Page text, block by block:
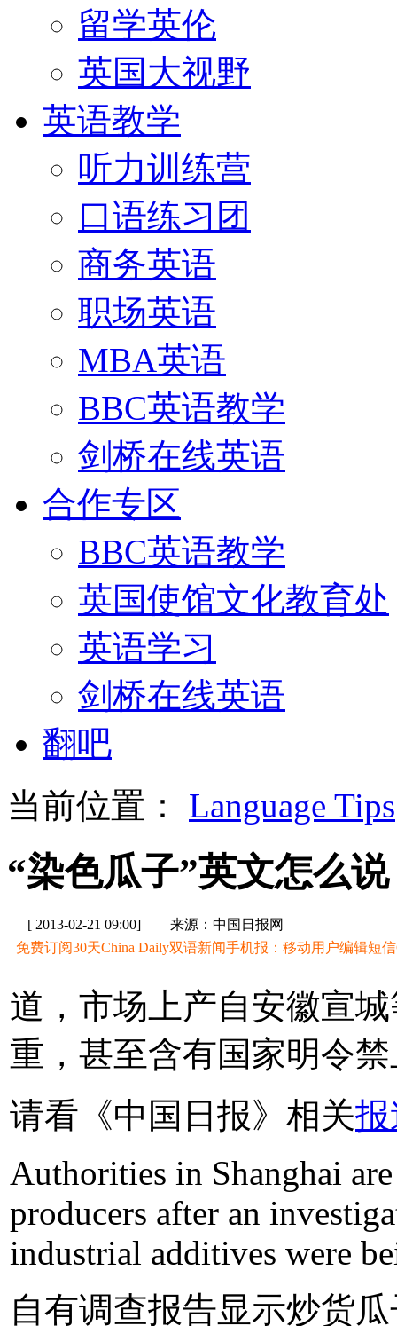
留学英伦
英国大视野
英语教学
听力训练营
口语练习团
商务英语
职场英语
MBA英语
BBC英语教学
剑桥在线英语
合作专区
BBC英语教学
英国使馆文化教育处
英语学习
剑桥在线英语
翻吧
当前位置： Language Tips
“染色瓜子”英文怎么说
[ 2013-02-21 09:00]
来源：中国日报网
免费订阅30天China Daily双语新闻手机报：移动用户编辑短信
道，市场上产自安徽宣
重，甚至含有国家明令
请看《中国日报》相关
Authorities in Shanghai
producers after an
industrial additives were
自有调查报告显示炒货